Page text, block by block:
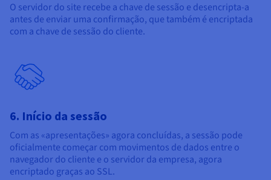
O servidor do site recebe a chave de sessão e desencripta-a
antes de enviar uma confirmação, que também é encriptada
com a chave de sessão do cliente.
6. Início da sessão
Com as «apresentações» agora concluídas, a sessão pode
oficialmente começar com movimentos de dados entre o
navegador do cliente e o servidor da empresa, agora
encriptado graças ao SSL.